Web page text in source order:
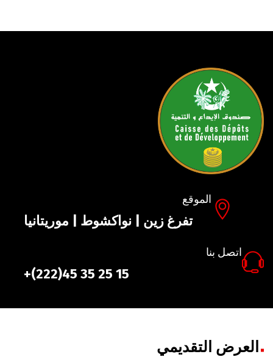
الموقع
تفرغ زين | نواكشوط | موريتانيا
اتصل بنا
+(222)45 35 25 15
العرض التقديمي